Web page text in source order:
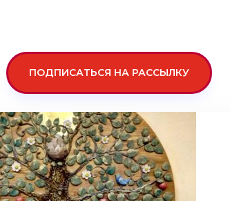
ПОДПИСАТЬСЯ НА РАССЫЛКУ